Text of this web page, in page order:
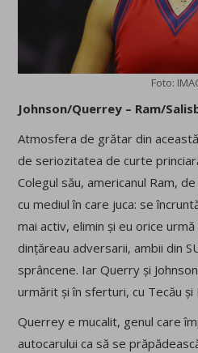
Foto:
Johnson/Querrey – Ram/
Atmosfera de grătar din
de seriozitatea de curte
Colegul său, americanul Ram,
cu mediul în care juca: se
mai activ, elimin și eu orice
dințăreau adversarii, ambii din
sprâncene. Iar Querry și
urmărit și în sferturi, cu Tecău și
Querrey e mucalit, genul care
autocarului ca să se